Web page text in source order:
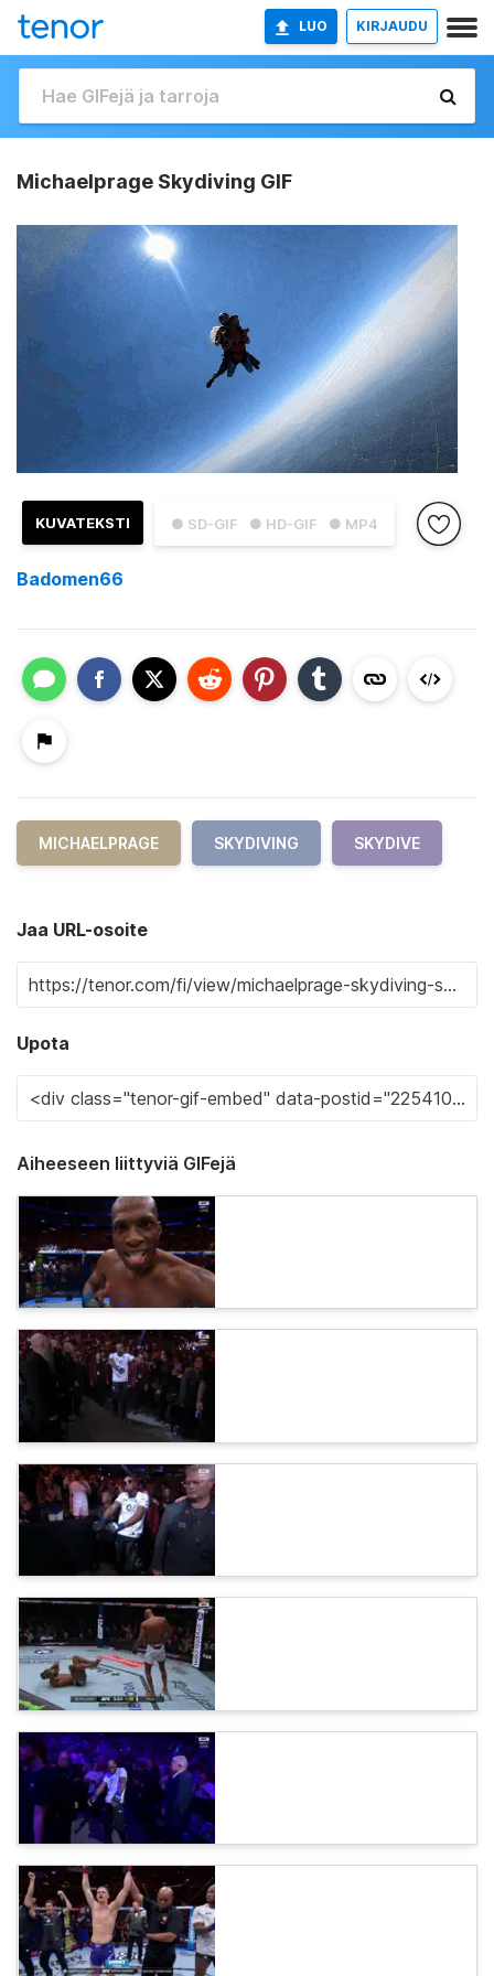
LUO KIRJAUDU
Michaelprage Skydiving GIF
● SD-GIF ● HD-GIF ● MP4
KUVATEKSTI
Badomen66
MICHAELPRAGE SKYDIVING SKYDIVE
Jaa URL-osoite
Upota
Aiheeseen liittyviä GIFejä